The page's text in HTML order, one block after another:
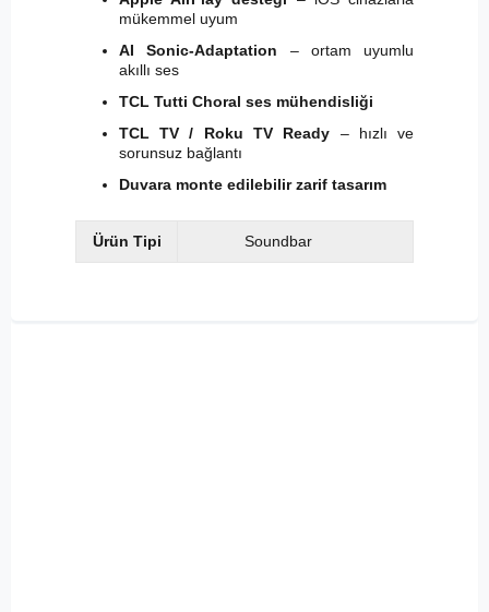
mükemmel uyum
AI Sonic-Adaptation – ortam uyumlu
akıllı ses
TCL Tutti Choral ses mühendisliği
TCL TV / Roku TV Ready – hızlı ve
sorunsuz bağlantı
Duvara monte edilebilir zarif tasarım
Ürün Tipi Soundbar